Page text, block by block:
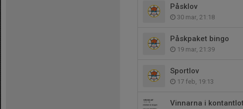
Påsklov
30 mar, 21:18
Påskpaket bingo
19 mar, 21:39
Sportlov
17 feb, 19:13
Vinnarna i